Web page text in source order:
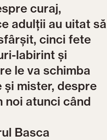
curaj,
adulții au uitat să
cinci fete
labirint și
le va schimba
și mister, despre
noi atunci când
Basca